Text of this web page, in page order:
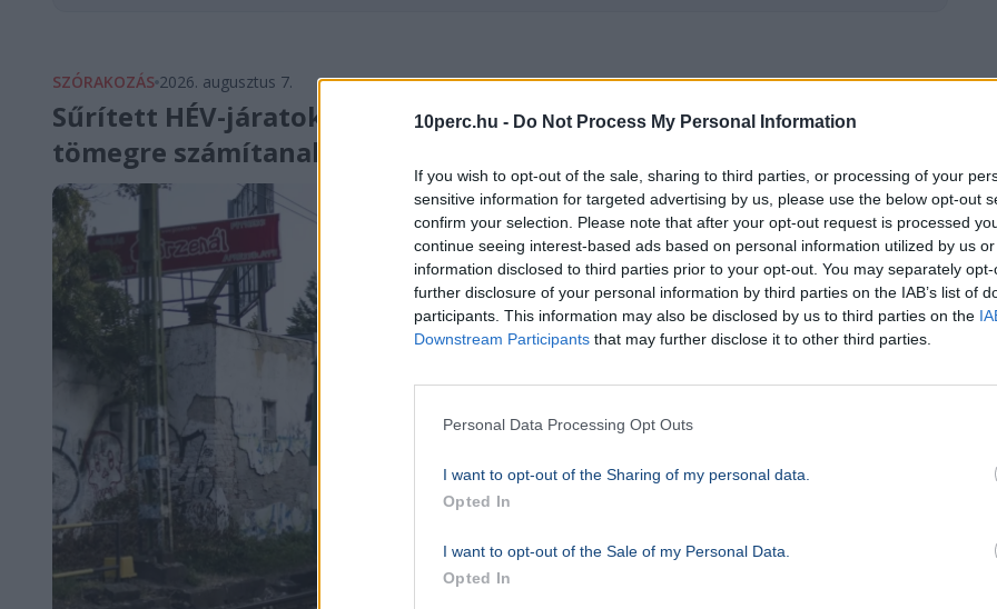
10perc.hu - Do Not Process My Personal Information
If you wish to opt-out of the sale, sharing to third parties, or processing of your
sensitive information for targeted advertising by us, please use the below opt-out
confirm your selection. Please note that after your opt-out request is processed
continue seeing interest-based ads based on personal information utilized by us
information disclosed to third parties prior to your opt-out. You may separately
further disclosure of your personal information by third parties on the IAB’s list of
participants. This information may also be disclosed by us to third parties on the
Downstream Participants that may further disclose it to other third parties.
Personal Data Processing Opt Outs
I want to opt-out of the Sharing of my personal data.
Opted In
I want to opt-out of the Sale of my Personal Data.
Opted In
SZÓRAKOZÁS 2026. augusztus 7.
Sűrített HÉV-járatokkal készül a MÁV a Sziget Fesztiválra - Óriási
tömegre számítanak